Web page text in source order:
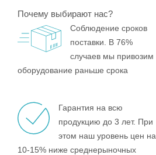
Почему выбирают нас?
Соблюдение сроков
поставки. В 76%
случаев мы привозим
оборудование раньше срока
Гарантия на всю
продукцию до 3 лет. При
этом наш уровень цен на
10-15% ниже среднерыночных